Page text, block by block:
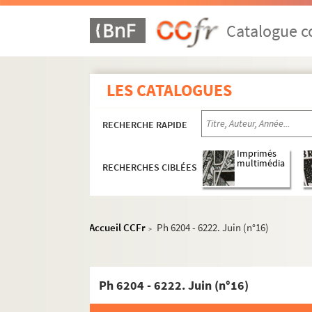
Catalogue
LES CATALOGUES
RECHERCHE RAPIDE
RECHERCHES CIBLÉES
Imprimés
multimédia
Accueil CCFr > Ph 6204 - 6222. Juin (n°16)
Ph 6204 - 6222. Juin (n°16)